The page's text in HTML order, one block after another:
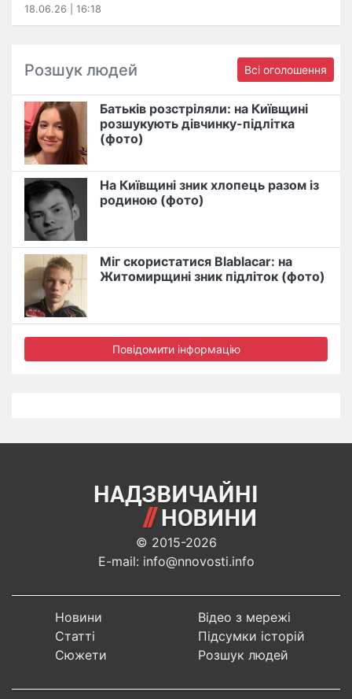
18.06.26 | 16:18
Розшук людей Всі оголошення
Батьків розстріляли: на Київщині
розшукують дівчинку-підлітка
(фото)
На Київщині зник хлопець разом із
родиною (фото)
Міг скористатися Blablacar: на
Житомирщині зник підліток (фото)
Повідомити інформацію
© 2015-2026
E-mail: info@nnovosti.info
Новини
Статті
Сюжети
Відео з мережі
Підсумки історій
Розшук людей